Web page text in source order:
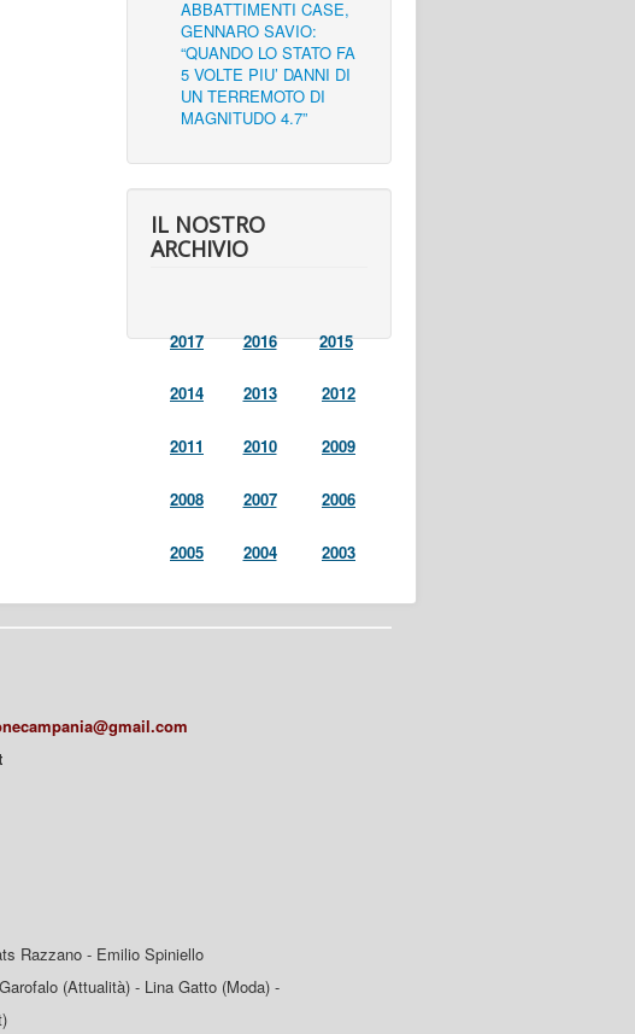
ABBATTIMENTI CASE,
GENNARO SAVIO:
“QUANDO LO STATO FA
5 VOLTE PIU’ DANNI DI
UN TERREMOTO DI
MAGNITUDO 4.7”
IL NOSTRO
ARCHIVIO
2017 2016 2015
2014 2013 2012
2011 2010 2009
2008 2007 2006
2005 2004 2003
Razzano - Emilio Spiniello
(Attualità) - Lina Gatto (Moda) -